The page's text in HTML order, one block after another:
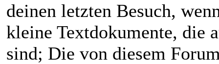
deinen letzten Besuch,
kleine Textdokumente, die
sind; Die von diesem